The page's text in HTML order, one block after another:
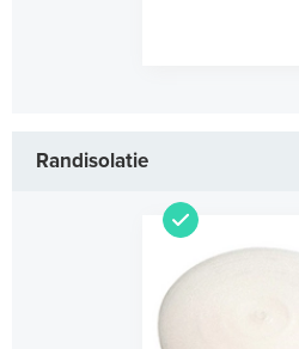
Randisolatie